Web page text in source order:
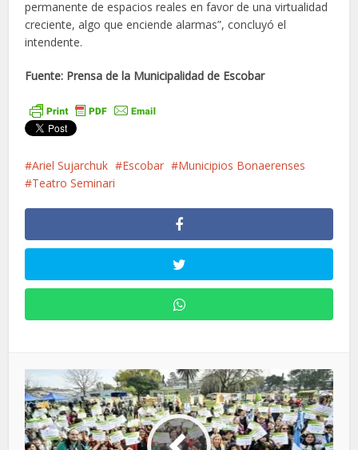
permanente de espacios reales en favor de una virtualidad
creciente, algo que enciende alarmas”, concluyó el
intendente.
Fuente: Prensa de la Municipalidad de Escobar
Ariel Sujarchuk Escobar
Municipios Bonaerenses
Teatro Seminari